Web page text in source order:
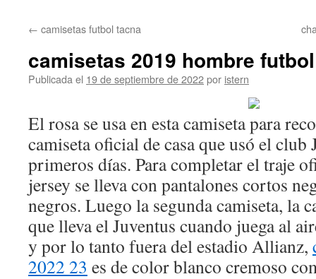
contenido
← camisetas futbol tacna
camisetas 2019 hombre futbol
Publicada el 19 de septiembre de 2022por istern
El rosa se usa en esta camiseta para
camiseta oficial de casa que usó el club
primeros días. Para completar el traje
jersey se lleva con pantalones cortos
negros. Luego la segunda camiseta, la
que lleva el Juventus cuando juega al
y por lo tanto fuera del estadio Allianz,
2022 23 es de color blanco cremoso